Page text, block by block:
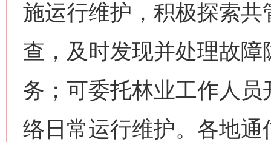
施运行维护，积极探索
查，及时发现并处理故
务；可委托林业工作人
络日常运行维护。各地